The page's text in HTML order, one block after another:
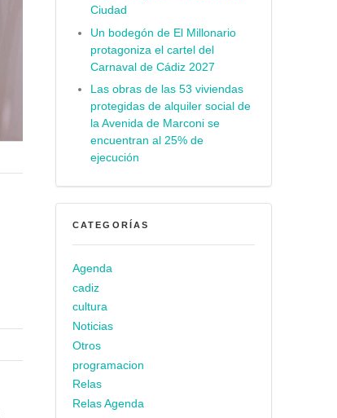
Ciudad
Un bodegón de El Millonario
protagoniza el cartel del
Carnaval de Cádiz 2027
Las obras de las 53 viviendas
protegidas de alquiler social de
la Avenida de Marconi se
encuentran al 25% de
ejecución
CATEGORÍAS
Agenda
cadiz
cultura
Noticias
Otros
programacion
Relas
Relas Agenda